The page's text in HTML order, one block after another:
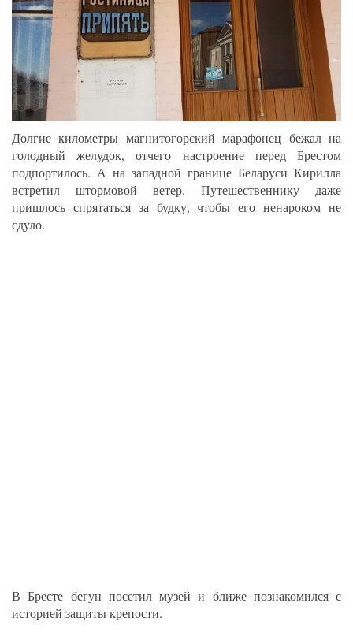
Долгие километры магнитогорский марафонец бежал на
голодный желудок, отчего настроение перед Брестом
подпортилось. А на западной границе Беларуси Кирилла
встретил штормовой ветер. Путешественнику даже
пришлось спрятаться за будку, чтобы его ненароком не
сдуло.
В Бресте бегун посетил музей и ближе познакомился с
историей защиты крепости.